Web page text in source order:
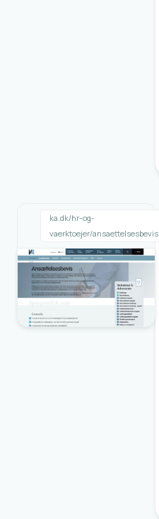
ka.dk/hr-og-
vaerktoejer/ansaettelsesbevis